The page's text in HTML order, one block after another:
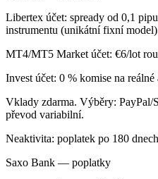
Libertex účet: spready od 0,1
instrumentu (unikátní fixní
MT4/MT5 Market účet: €6/lot
Invest účet: 0 % komise na
Vklady zdarma. Výběry: PayPal/
převod variabilní.
Neaktivita: poplatek po 180
Saxo Bank — poplatky